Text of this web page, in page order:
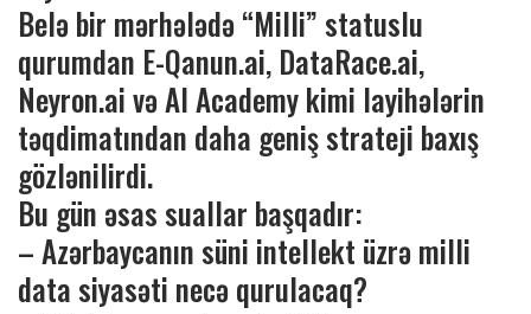
Belə bir mərhələdə “Milli” statuslu
qurumdan E-Qanun.ai, DataRace.ai,
Neyron.ai və AI Academy kimi layihələrin
təqdimatından daha geniş strateji baxış
gözlənilirdi.
Bu gün əsas suallar başqadır:
– Azərbaycanın süni intellekt üzrə milli
data siyasəti necə qurulacaq?